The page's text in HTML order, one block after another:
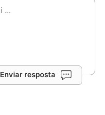
Enviar resposta